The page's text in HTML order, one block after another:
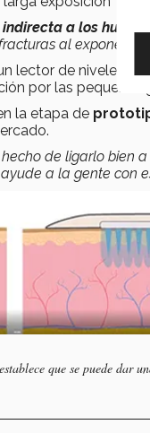
a los huesos
al exponerse
lector de niveles
por las pequeñas
la etapa de
de ligarlo bien
a la gente con
que se puede dar